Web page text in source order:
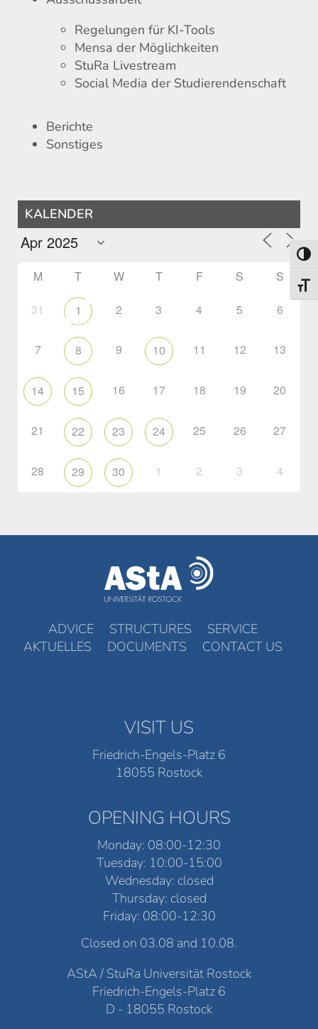
Regelungen für KI-Tools
Mensa der Möglichkeiten
StuRa Livestream
Social Media der Studierendenschaft
Berichte
Sonstiges
KALENDER
M T W T F S S
31 1 2 3 4 5 6
7 8 9 10 11 12 13
14 15 16 17 18 19 20
21 22 23 24 25 26 27
28 29 30 1 2 3 4
ADVICE STRUCTURES
SERVICE
AKTUELLES
DOCUMENTS CONTACT US
VISIT US
Friedrich-Engels-Platz 6
18055 Rostock
OPENING HOURS
Monday: 08:00-12:30
Tuesday: 10:00-15:00
Wednesday: closed
Thursday: closed
Friday: 08:00-12:30
Closed on 03.08 and 10.08.
AStA / StuRa Universität Rostock
Friedrich-Engels-Platz 6
D - 18055 Rostock